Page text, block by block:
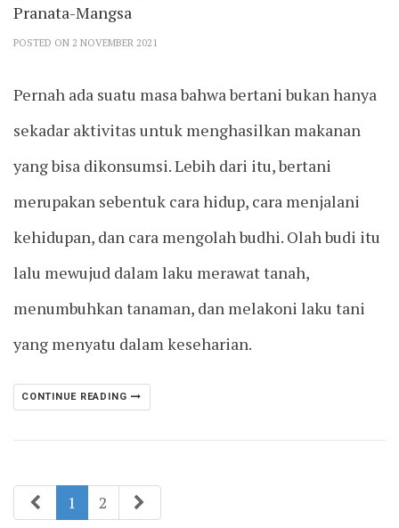
Pranata-Mangsa
POSTED ON 2 NOVEMBER 2021
Pernah ada suatu masa bahwa bertani bukan hanya
sekadar aktivitas untuk menghasilkan makanan
yang bisa dikonsumsi. Lebih dari itu, bertani
merupakan sebentuk cara hidup, cara menjalani
kehidupan, dan cara mengolah budhi. Olah budi itu
lalu mewujud dalam laku merawat tanah,
menumbuhkan tanaman, dan melakoni laku tani
yang menyatu dalam keseharian.
CONTINUE READING
1 2